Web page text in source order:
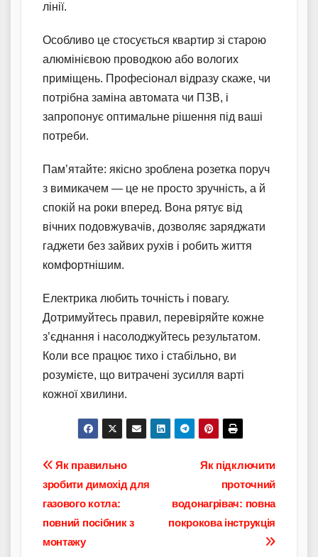
лінії.
Особливо це стосується квартир зі старою
алюмінієвою проводкою або вологих
приміщень. Професіонал відразу скаже, чи
потрібна заміна автомата чи ПЗВ, і
запропонує оптимальне рішення під ваші
потреби.
Пам’ятайте: якісно зроблена розетка поруч
з вимикачем — це не просто зручність, а й
спокій на роки вперед. Вона рятує від
вічних подовжувачів, дозволяє заряджати
гаджети без зайвих рухів і робить життя
комфортнішим.
Електрика любить точність і повагу.
Дотримуйтесь правил, перевіряйте кожне
з’єднання і насолоджуйтесь результатом.
Коли все працює тихо і стабільно, ви
розумієте, що витрачені зусилля варті
кожної хвилини.
Навігація
записів
Як підключити
проточний
водонагрівач: повна
покрокова інструкція
Як правильно
зробити димохід для
газового котла:
повний посібник з
монтажу